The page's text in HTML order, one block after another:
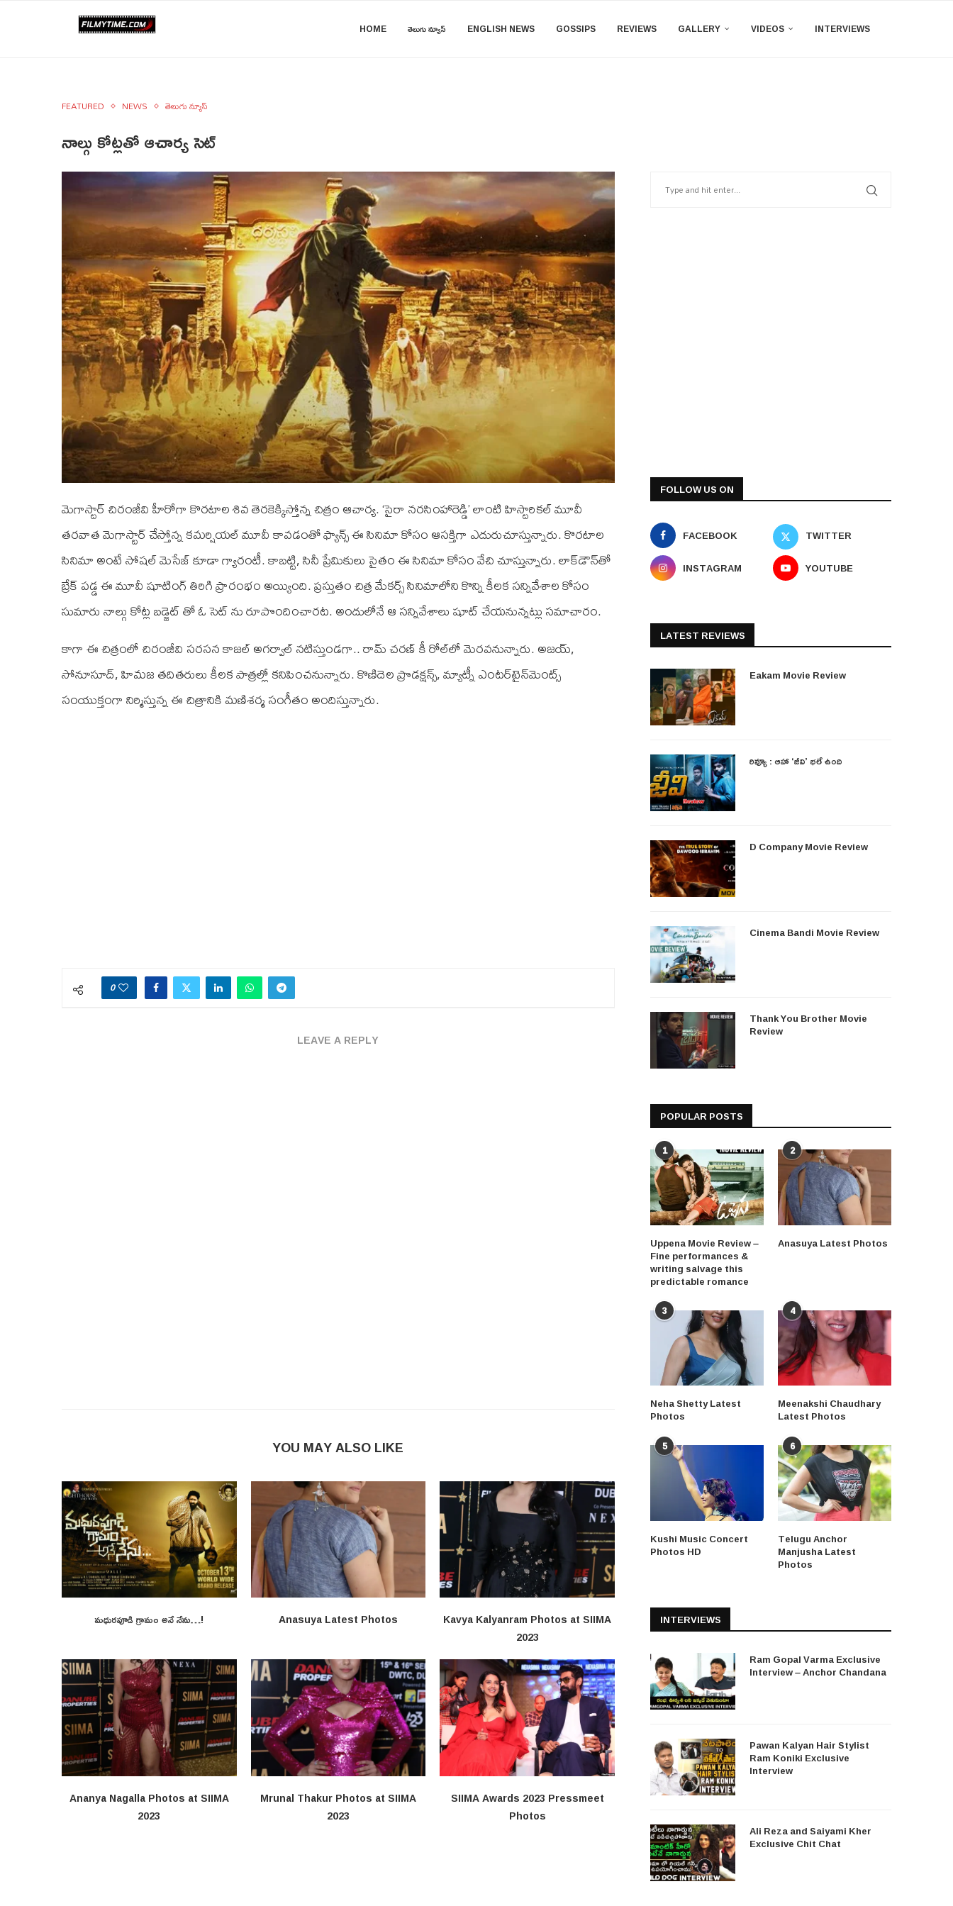
HOME తెలుగు న్యూస్ ENGLISH NEWS GOSSIPS REVIEWS GALLERY VIDEOS INTERVIEWS
FEATURED NEWS తెలుగు న్యూస్
నాల్గు కోట్లతో ఆచార్య సెట్
మెగాస్టార్ చిరంజీవి హీరోగా కొరటాల శివ తెరకెక్కిస్తోన్న చిత్రం ఆచార్య. ‘సైరా నరసింహారెడ్డి’ లాంటి హిస్టారికల్ మూవీ
తరవాత మెగాస్టార్ చేస్తోన్న కమర్షియల్ మూవీ కావడంతో ఫ్యాన్స్ ఈ సినిమా కోసం ఆసక్తిగా ఎదురుచూస్తున్నారు. కొరటాల
సినిమా అంటే సోషల్ మెసేజ్ కూడా గ్యారంటీ. కాబట్టి, సినీ ప్రేమికులు సైతం ఈ సినిమా కోసం వేచి చూస్తున్నారు. లాక్‌డౌన్‌తో
బ్రేక్ పడ్డ ఈ మూవీ షూటింగ్‌ తిరిగి ప్రారంభం అయ్యింది. ప్రస్తుతం చిత్ర మేకర్స్ సినిమాలోని కొన్ని కీలక సన్నివేశాల కోసం
సుమారు నాల్గు కోట్ల బడ్జెట్ తో ఓ సెట్ ను రూపొందించారట. అందులోనే ఆ సన్నివేశాలు షూట్ చేయనున్నట్లు సమాచారం.
కాగా ఈ చిత్రంలో చిరంజీవి సరసన కాజల్ అగర్వాల్‌ నటిస్తుండగా.. రామ్ చరణ్‌ కీ రోల్‌లో మెరవనున్నారు. అజయ్‌,
సోనూసూద్‌, హిమజ తదితరులు కీలక పాత్రల్లో కనిపించనున్నారు. కొణిదెల ప్రొడక్షన్స్‌, మ్యాట్నీ ఎంటర్‌టైన్‌మెంట్స్
సంయుక్తంగా నిర్మిస్తున్న ఈ చిత్రానికి మణిశర్మ సంగీతం అందిస్తున్నారు.
0
LEAVE A REPLY
YOU MAY ALSO LIKE
మధురపూడి గ్రామం అనే నేను…! Anasuya Latest Photos
Kavya Kalyanram Photos at SIIMA
2023
Ananya Nagalla Photos at SIIMA
2023
Mrunal Thakur Photos at SIIMA
2023
SIIMA Awards 2023 Pressmeet
Photos
FOLLOW US ON
FACEBOOK
TWITTER
INSTAGRAM
YOUTUBE
LATEST REVIEWS
Eakam Movie Review
రివ్యూ : ఆహా ‘జీవి’ భలే ఉంది
D Company Movie Review
Cinema Bandi Movie Review
Thank You Brother Movie
Review
POPULAR POSTS
1
Uppena Movie Review –
Fine performances &
writing salvage this
predictable romance
2
Anasuya Latest Photos
3
Neha Shetty Latest
Photos
4
Meenakshi Chaudhary
Latest Photos
5
Kushi Music Concert
Photos HD
6
Telugu Anchor
Manjusha Latest
Photos
INTERVIEWS
Ram Gopal Varma Exclusive
Interview – Anchor Chandana
Pawan Kalyan Hair Stylist
Ram Koniki Exclusive
Interview
Ali Reza and Saiyami Kher
Exclusive Chit Chat